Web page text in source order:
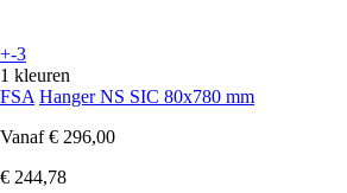
+-3
1 kleuren
FSA Hanger NS SIC 80x780 mm
Vanaf € 296,00
€ 244,78